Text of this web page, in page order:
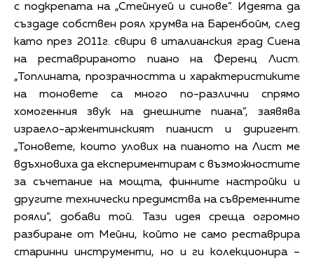
с подкрепата на „Стейнуей и синове”. Идеята да
създаде собствен роял хрумва на Баренбойм, след
като през 2011г. свири в италианския град Сиена
на реставрираното пиано на Ференц Лист.
„Топлината, прозрачността и характеристиките
на тоновете са много по-различни спрямо
хомогенния звук на днешните пиана”, заявява
израело-аржентинският пианист и диригент.
„Тоновете, които улових на пианото на Лист ме
вдъхновиха да експериментирам с възможностите
за съчетание на мощта, финните настройки и
другите технически предимства на съвременните
рояли”, добави той. Тази идея среща огромно
разбиране от Мейни, който не само реставрира
старинни инструменти, но и ги колекционира –